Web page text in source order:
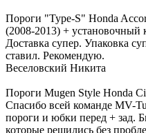
Пороги "Type-S" Honda
(2008-2013) + установочный
Доставка супер. Упаковка
ставил. Рекомендую.
Веселовский Никита
Пороги Mugen Style Honda
Спасибо всей команде MV-
пороги и юбки перед + зад.
которые решились без